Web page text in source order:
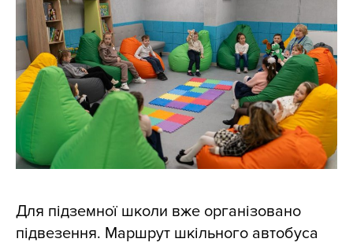
Для підземної школи вже організовано
підвезення. Маршрут шкільного автобуса